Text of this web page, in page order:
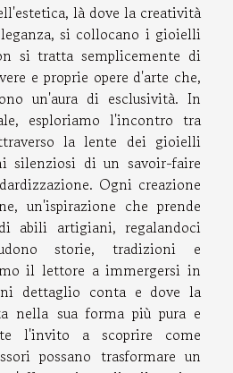
là dove la creatività
si collocano i gioielli
si tratta semplicemente di
e proprie opere d'arte che,
un'aura di esclusività. In
esploriamo l'incontro tra
la lente dei gioielli
silenziosi di un savoir-faire
Ogni creazione
un'ispirazione che prende
abili artigiani, regalandoci
storie, tradizioni e
il lettore a immergersi in
dettaglio conta e dove la
nella sua forma più pura e
l'invito a scoprire come
possano trasformare un